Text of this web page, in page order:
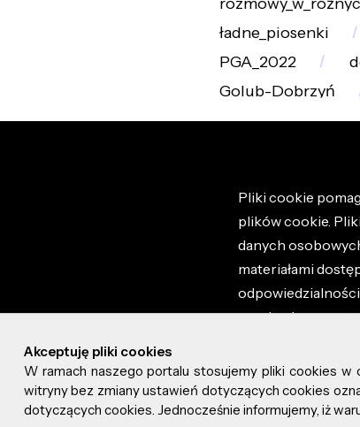
ładne_piosenki
PGA_2022
Golub-Dobrzyń
Pliki cookie
plików cookie.
danych
materiałami
odpowiedzialności
regulaminem
© 2026 altao.pl.
0.049
Akceptuję pliki cookies
W ramach naszego portalu stosujemy pliki cookies w
witryny bez zmiany ustawień dotyczących cookies
dotyczących cookies. Jednocześnie informujemy, iż